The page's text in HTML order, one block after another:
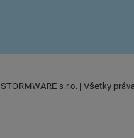
STORMWARE s.r.o. | Všetky